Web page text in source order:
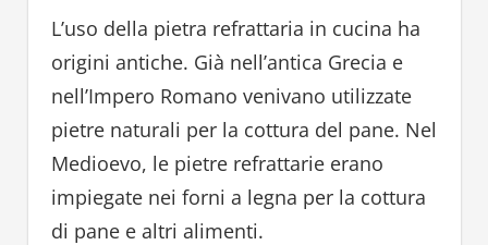
L’uso della pietra refrattaria in cucina ha
origini antiche. Già nell’antica Grecia e
nell’Impero Romano venivano utilizzate
pietre naturali per la cottura del pane. Nel
Medioevo, le pietre refrattarie erano
impiegate nei forni a legna per la cottura
di pane e altri alimenti.